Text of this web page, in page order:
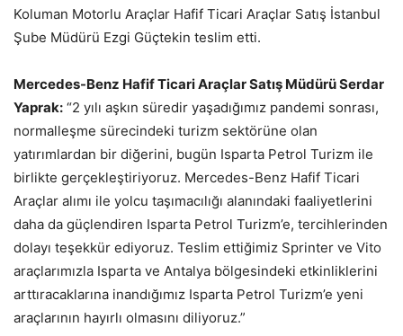
Koluman Motorlu Araçlar Hafif Ticari Araçlar Satış İstanbul
Şube Müdürü Ezgi Güçtekin teslim etti.
Mercedes-Benz Hafif Ticari Araçlar Satış Müdürü Serdar
Yaprak: “2 yılı aşkın süredir yaşadığımız pandemi sonrası,
normalleşme sürecindeki turizm sektörüne olan
yatırımlardan bir diğerini, bugün Isparta Petrol Turizm ile
birlikte gerçekleştiriyoruz. Mercedes-Benz Hafif Ticari
Araçlar alımı ile yolcu taşımacılığı alanındaki faaliyetlerini
daha da güçlendiren Isparta Petrol Turizm’e, tercihlerinden
dolayı teşekkür ediyoruz. Teslim ettiğimiz Sprinter ve Vito
araçlarımızla Isparta ve Antalya bölgesindeki etkinliklerini
arttıracaklarına inandığımız Isparta Petrol Turizm’e yeni
araçlarının hayırlı olmasını diliyoruz.”